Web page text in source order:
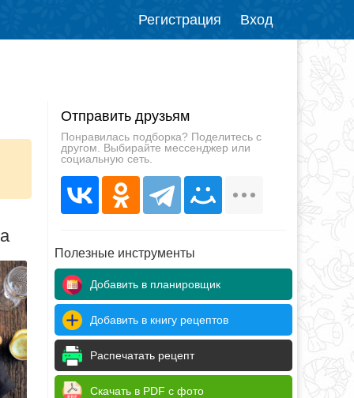
Регистрация Вход
Отправить друзьям
Понравилась подборка? Поделитесь с
другом. Выбирайте мессенджер или
социальную сеть.
Полезные инструменты
Добавить в планировщик
Добавить в книгу рецептов
Распечатать рецепт
Скачать в PDF с фото